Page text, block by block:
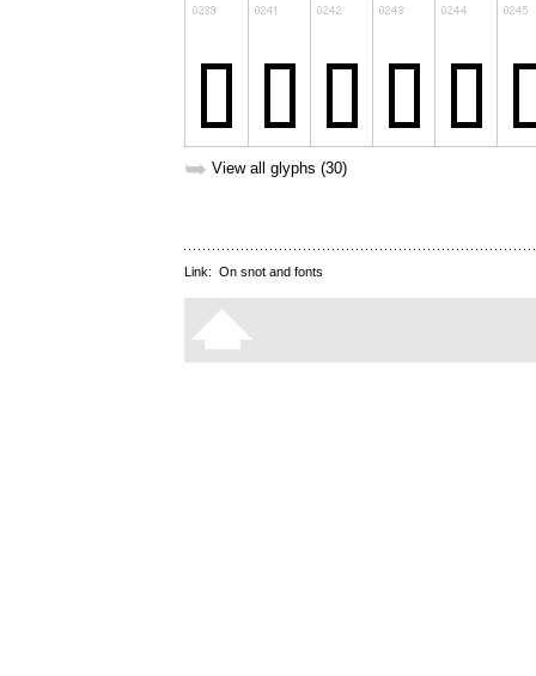
➥ View all glyphs (30)
Link: On snot and fonts